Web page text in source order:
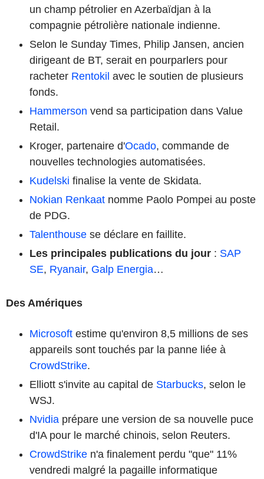
un champ pétrolier en Azerbaïdjan à la
compagnie pétrolière nationale indienne.
Selon le Sunday Times, Philip Jansen, ancien
dirigeant de BT, serait en pourparlers pour
racheter Rentokil avec le soutien de plusieurs
fonds.
Hammerson vend sa participation dans Value
Retail.
Kroger, partenaire d'Ocado, commande de
nouvelles technologies automatisées.
Kudelski finalise la vente de Skidata.
Nokian Renkaat nomme Paolo Pompei au poste
de PDG.
Talenthouse se déclare en faillite.
Les principales publications du jour : SAP
SE, Ryanair, Galp Energia…
Des Amériques
Microsoft estime qu'environ 8,5 millions de ses
appareils sont touchés par la panne liée à
CrowdStrike.
Elliott s'invite au capital de Starbucks, selon le
WSJ.
Nvidia prépare une version de sa nouvelle puce
d'IA pour le marché chinois, selon Reuters.
CrowdStrike n'a finalement perdu "que" 11%
vendredi malgré la pagaille informatique